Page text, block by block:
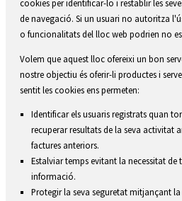
cookies per identificar-lo i restablir les
de navegació. Si un usuari no autoritza
o funcionalitats del lloc web podrien no
Volem que aquest lloc ofereixi un bon
nostre objectiu és oferir-li productes i
sentit les cookies ens permeten:
Identificar els usuaris registrats quan
recuperar resultats de la seva activitat
factures anteriors.
Estalviar temps evitant la necessitat
informació.
Protegir la seva seguretat mitjançant